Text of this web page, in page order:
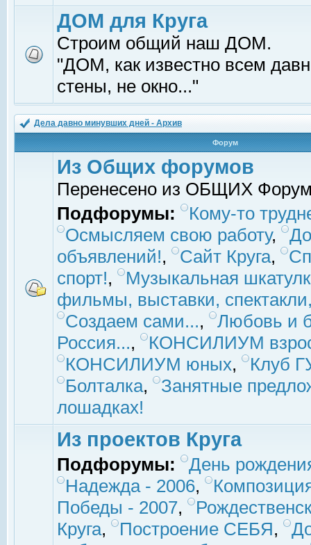
ДОМ для Круга
Строим общий наш ДОМ.
"ДОМ, как известно всем
стены, не окно..."
Дела давно минувших дней - Архив
Форум
Из Общих форумов
Перенесено из ОБЩИХ
Подфорумы:
Кому-то
Осмысляем свою работу,
объявлений!, Сайт Круга,
спорт!,
Музыкальная
фильмы, выставки,
Создаем сами...,
Любовь и
Россия...,
КОНСИЛИУМ
КОНСИЛИУМ юных,
Клуб
Болталка,
Занятные
лошадках!
Из проектов Круга
Подфорумы:
День
Надежда - 2006,
Победы - 2007,
Круга, Построение СЕБЯ,